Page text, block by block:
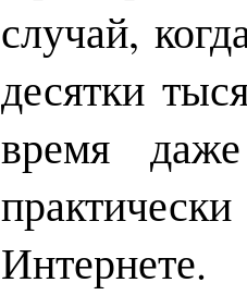
случай,
десятки
время
Интернете.